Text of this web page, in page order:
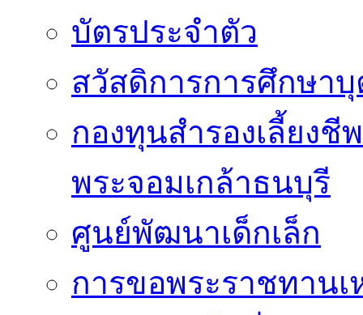
บัตรประจำตัว
สวัสดิการการศึกษาบุ
กองทุนสำรองเลี้ยง
พระจอมเกล้าธนบุรี
ศูนย์พัฒนาเด็กเล็ก
การขอพระราชทาน